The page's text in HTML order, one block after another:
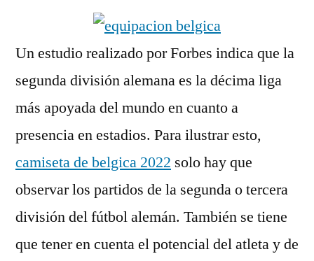
Un estudio realizado por Forbes indica que la
segunda división alemana es la décima liga
más apoyada del mundo en cuanto a
presencia en estadios. Para ilustrar esto,
camiseta de belgica 2022 solo hay que
observar los partidos de la segunda o tercera
división del fútbol alemán. También se tiene
que tener en cuenta el potencial del atleta y de